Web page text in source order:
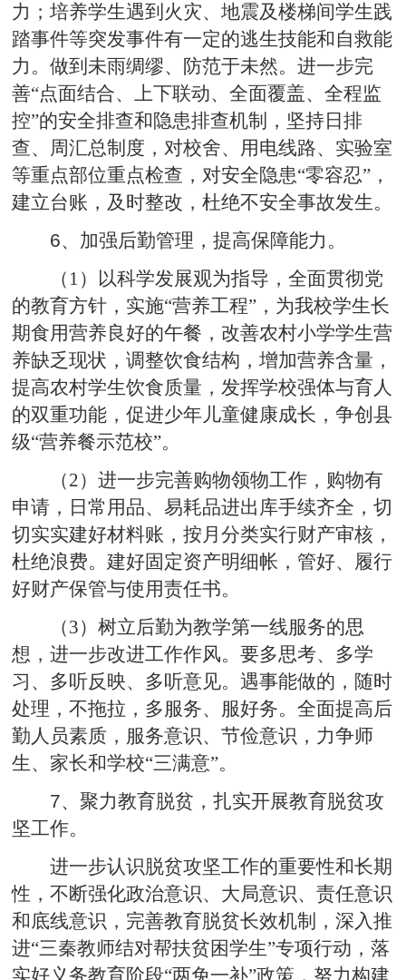
力；培养学生遇到火灾、地震及楼梯间学生践
踏事件等突发事件有一定的逃生技能和自救能
力。做到未雨绸缪、防范于未然。进一步完
善“点面结合、上下联动、全面覆盖、全程监
控”的安全排查和隐患排查机制，坚持日排
查、周汇总制度，对校舍、用电线路、实验室
等重点部位重点检查，对安全隐患“零容忍”，
建立台账，及时整改，杜绝不安全事故发生。
6、加强后勤管理，提高保障能力。
（1）以科学发展观为指导，全面贯彻党
的教育方针，实施“营养工程”，为我校学生长
期食用营养良好的午餐，改善农村小学学生营
养缺乏现状，调整饮食结构，增加营养含量，
提高农村学生饮食质量，发挥学校强体与育人
的双重功能，促进少年儿童健康成长，争创县
级“营养餐示范校”。
（2）进一步完善购物领物工作，购物有
申请，日常用品、易耗品进出库手续齐全，切
切实实建好材料账，按月分类实行财产审核，
杜绝浪费。建好固定资产明细帐，管好、履行
好财产保管与使用责任书。
（3）树立后勤为教学第一线服务的思
想，进一步改进工作作风。要多思考、多学
习、多听反映、多听意见。遇事能做的，随时
处理，不拖拉，多服务、服好务。全面提高后
勤人员素质，服务意识、节俭意识，力争师
生、家长和学校“三满意”。
7、聚力教育脱贫，扎实开展教育脱贫攻
坚工作。
进一步认识脱贫攻坚工作的重要性和长期
性，不断强化政治意识、大局意识、责任意识
和底线意识，完善教育脱贫长效机制，深入推
进“三秦教师结对帮扶贫困学生”专项行动，落
实好义务教育阶段“两免一补”政策，努力构建